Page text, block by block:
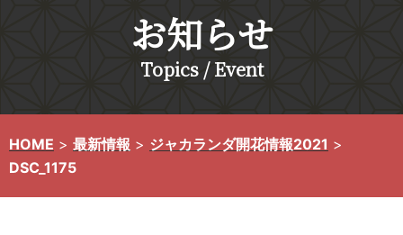
お知らせ
Topics / Event
HOME > 最新情報 > ジャカランダ開花情報2021 >
DSC_1175